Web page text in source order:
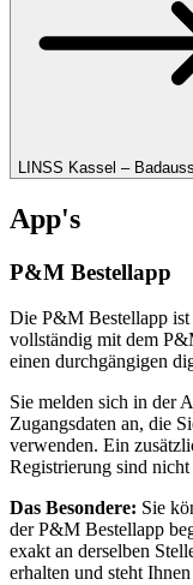
LINSS Kassel –
App's
P&M Bestellapp
Die P&M Bestellapp ist
vollständig mit dem
einen durchgängigen
Sie melden sich in der
Zugangsdaten an, die
verwenden. Ein
Registrierung sind
Das Besondere: Sie
der P&M Bestellapp
exakt an derselben
erhalten und steht